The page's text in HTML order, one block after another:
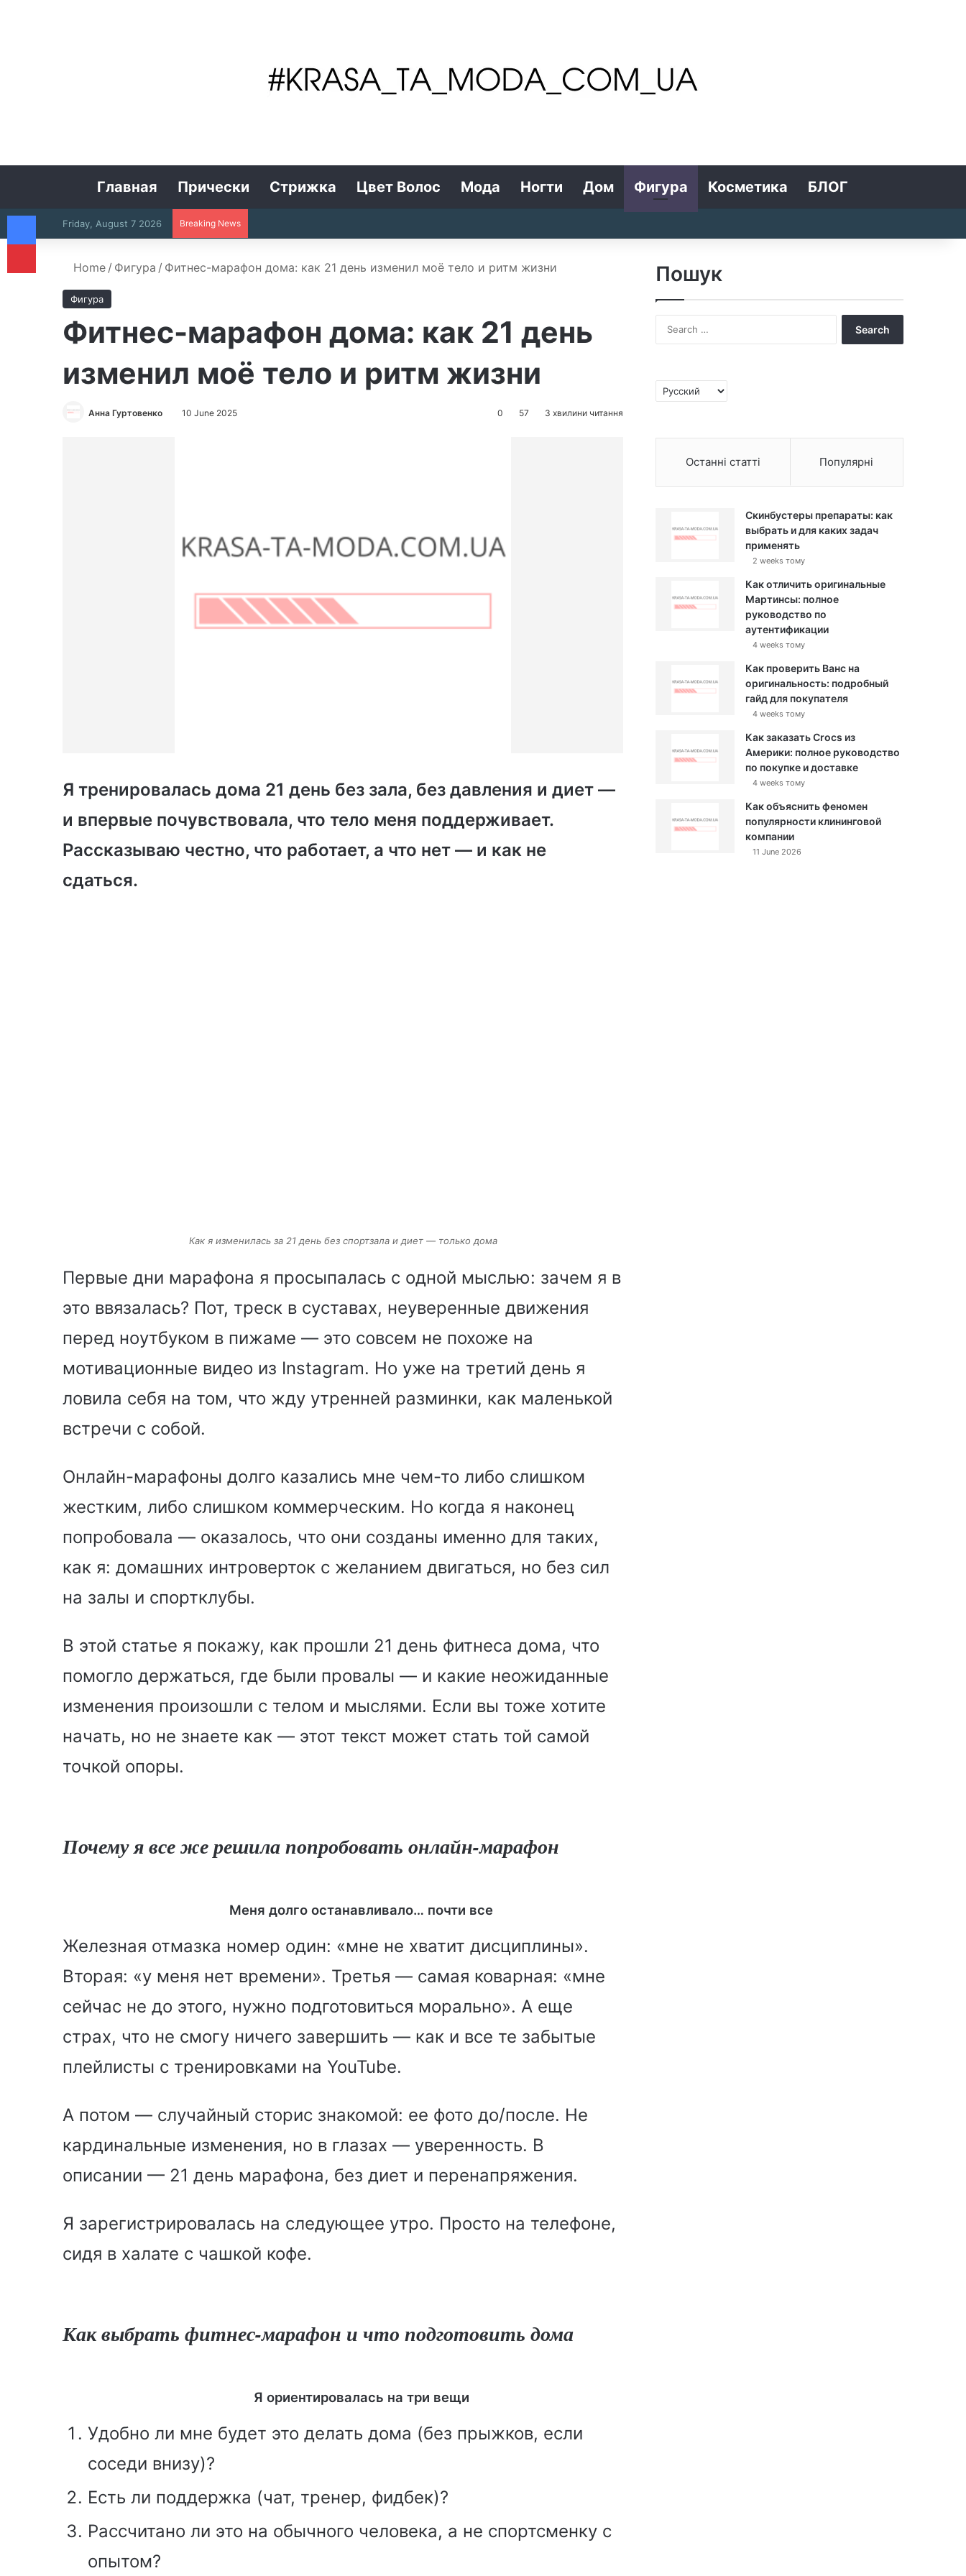
Главная Прически Стрижка Цвет Волос Мода Ногти Дом Фигура Косметика БЛОГ
Friday, August 7 2026 Breaking News
Home / Фигура / Фитнес-марафон дома: как 21 день изменил моё тело и ритм жизни
Фигура
Фитнес-марафон дома: как 21 день
изменил моё тело и ритм жизни
Анна Гуртовенко 10 June 2025 0 57 3 хвилини читання
Я тренировалась дома 21 день без зала, без давления и диет —
и впервые почувствовала, что тело меня поддерживает.
Рассказываю честно, что работает, а что нет — и как не
сдаться.
Как я изменилась за 21 день без спортзала и диет — только дома
Первые дни марафона я просыпалась с одной мыслью: зачем я в
это ввязалась? Пот, треск в суставах, неуверенные движения
перед ноутбуком в пижаме — это совсем не похоже на
мотивационные видео из Instagram. Но уже на третий день я
ловила себя на том, что жду утренней разминки, как маленькой
встречи с собой.
Онлайн-марафоны долго казались мне чем-то либо слишком
жестким, либо слишком коммерческим. Но когда я наконец
попробовала — оказалось, что они созданы именно для таких,
как я: домашних интроверток с желанием двигаться, но без сил
на залы и спортклубы.
В этой статье я покажу, как прошли 21 день фитнеса дома, что
помогло держаться, где были провалы — и какие неожиданные
изменения произошли с телом и мыслями. Если вы тоже хотите
начать, но не знаете как — этот текст может стать той самой
точкой опоры.
Почему я все же решила попробовать онлайн-марафон
Меня долго останавливало… почти все
Железная отмазка номер один: «мне не хватит дисциплины».
Вторая: «у меня нет времени». Третья — самая коварная: «мне
сейчас не до этого, нужно подготовиться морально». А еще
страх, что не смогу ничего завершить — как и все те забытые
плейлисты с тренировками на YouTube.
А потом — случайный сторис знакомой: ее фото до/после. Не
кардинальные изменения, но в глазах — уверенность. В
описании — 21 день марафона, без диет и перенапряжения.
Я зарегистрировалась на следующее утро. Просто на телефоне,
сидя в халате с чашкой кофе.
Как выбрать фитнес-марафон и что подготовить дома
Я ориентировалась на три вещи
Удобно ли мне будет это делать дома (без прыжков, если
соседи внизу)?
Есть ли поддержка (чат, тренер, фидбек)?
Рассчитано ли это на обычного человека, а не спортсменку с
опытом?
Пошук
:
h
Останні статті Популярні
Скинбустеры препараты: как
выбрать и для каких задач
применять
2 weeks тому
Как отличить оригинальные
Мартинсы: полное
руководство по
аутентификации
4 weeks тому
Как проверить Ванс на
оригинальность: подробный
гайд для покупателя
4 weeks тому
Как заказать Crocs из
Америки: полное руководство
по покупке и доставке
4 weeks тому
Как объяснить феномен
популярности клининговой
компании
11 June 2026